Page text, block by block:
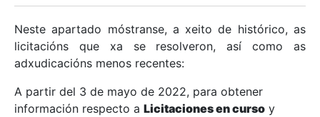
Mostrar/Ocultar
Mostrar/Ocultar
Neste apartado móstranse, a xeito de histórico, as
licitacións que xa se resolveron, así como as
adxudicacións menos recentes:
A partir del 3 de mayo de 2022, para obtener
información respecto a Licitaciones en curso y